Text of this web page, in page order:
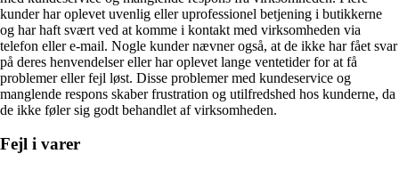
kunder har oplevet uvenlig eller uprofessionel betjening i butikkerne
og har haft svært ved at komme i kontakt med virksomheden via
telefon eller e-mail. Nogle kunder nævner også, at de ikke har fået svar
på deres henvendelser eller har oplevet lange ventetider for at få
problemer eller fejl løst. Disse problemer med kundeservice og
manglende respons skaber frustration og utilfredshed hos kunderne, da
de ikke føler sig godt behandlet af virksomheden.
Fejl i varer